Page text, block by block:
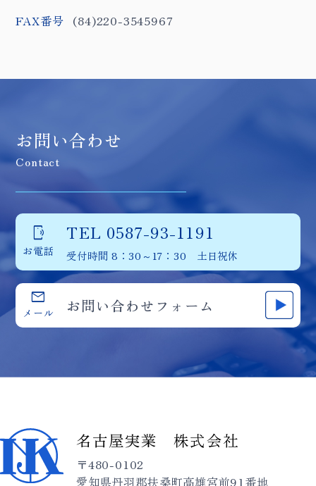
FAX番号 (84)220-3545967
お問い合わせ
Contact
phonelink_ring
お電話
TEL 0587-93-1191
受付時間 8：30～17：30 土日祝休
mail
メール お問い合わせフォーム
名古屋実業 株式会社
〒480-0102
愛知県丹羽郡扶桑町高雄宮前91番地